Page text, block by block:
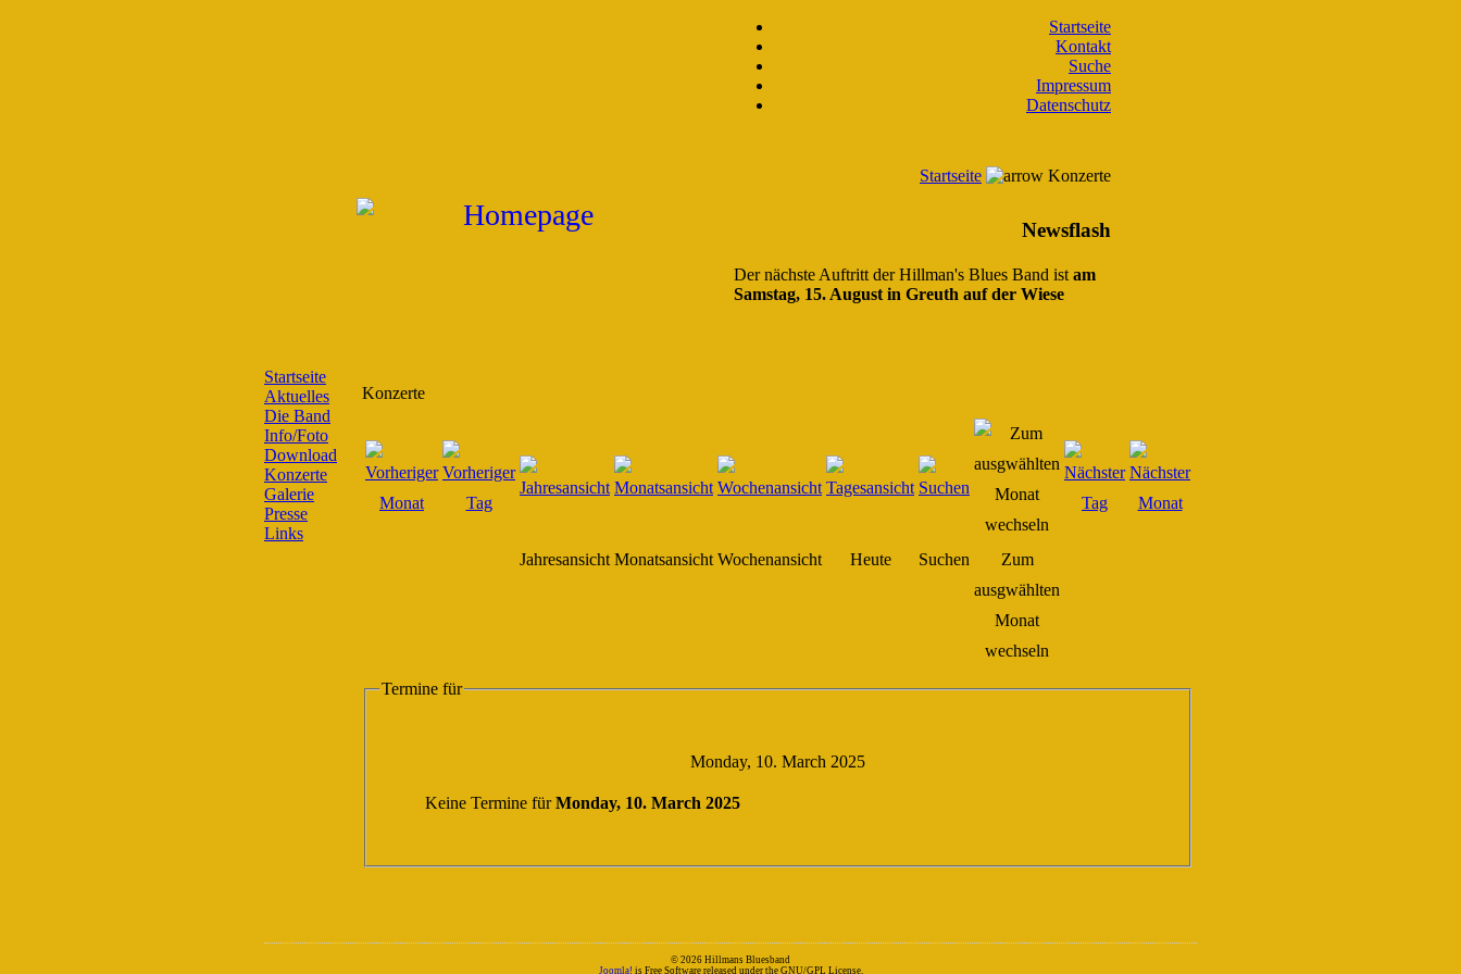
Startseite
Kontakt
Suche
Impressum
Datenschutz
Startseite Konzerte
Newsflash
Der nächste Auftritt der Hillman's Blues Band istam
Samstag, 15. August in Greuth auf der Wiese
Startseite
Aktuelles
Die Band
Info/Foto
Download
Konzerte
Galerie
Presse
Links
Konzerte
Jahresansicht Monatsansicht Wochenansicht Heute Suchen
Zum
ausgwählten
Monat
wechseln
Termine für
Monday, 10. March 2025
Keine Termine fürMonday, 10. March 2025
© 2026 Hillmans Bluesband
Joomla! is Free Software released under the GNU/GPL License.